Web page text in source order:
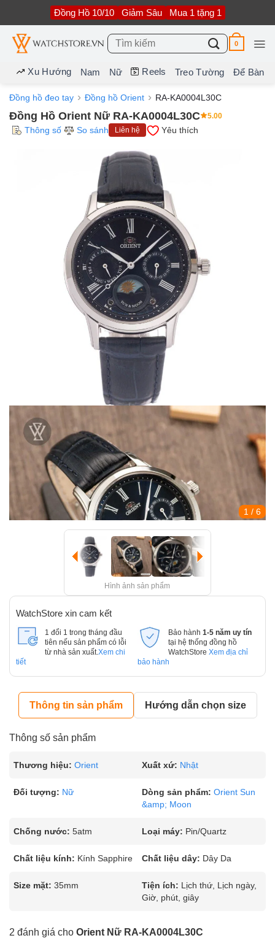
nội
dung
Đồng Hồ 10/10 Giảm Sâu Mua 1 tặng 1
Tìm
kiếm:
0
Xu Hướng Nam Nữ Reels Treo Tường Để Bàn
Đồng hồ đeo tay Đồng hồ Orient RA-KA0004L30C
Đồng Hồ Orient Nữ RA-KA0004L30C 5.00
Thông số So sánh Liên hệ Yêu thích
1 / 6
Hình ảnh sản phẩm
WatchStore xin cam kết
1 đổi 1 trong tháng đầu
tiên nếu sản phẩm có lỗi
từ nhà sản xuất. Xem chi
tiết
Bảo hành 1-5 năm uy tín
tại hệ thống đồng hồ
WatchStore Xem địa chỉ
bảo hành
Thông tin sản phẩm Hướng dẫn chọn size
Thông số sản phẩm
Thương hiệu: Orient Xuất xứ: Nhật
Đối tượng: Nữ Dòng sản phẩm: Orient Sun
&amp; Moon
Chống nước: 5atm Loại máy: Pin/Quartz
Chất liệu kính: Kính Sapphire Chất liệu dây: Dây Da
Size mặt: 35mm Tiện ích: Lịch thứ, Lịch ngày,
Giờ, phút, giây
2 đánh giá cho Orient Nữ RA-KA0004L30C